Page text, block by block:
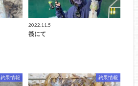
2022.11.5
筏にて
釣果情報 釣果情報